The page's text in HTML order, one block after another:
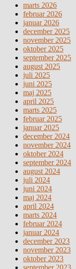
marts 2026
februar 2026
januar 2026
december 2025
november 2025
oktober 2025
september 2025
august 2025
juli 2025
juni 2025
maj 2025
april 2025
marts 2025
februar 2025
januar 2025
december 2024
november 2024
oktober 2024
september 2024
august 2024
juli 2024
juni 2024
maj 2024
april 2024
marts 2024
februar 2024
januar 2024
december 2023
november 2023
oktober 2023
september 2023